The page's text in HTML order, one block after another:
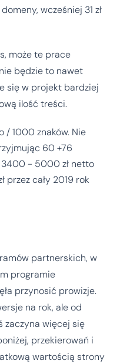
wcześniej 31 zł
może te prace
będzie to nawet
się w projekt bardziej
ilość treści.
/ 1000 znaków. Nie
60 +76
3400 - 5000 zł netto
przez cały 2019 rok
partnerskich, w
programie
przynosić prowizje.
na rok, ale od
zaczyna więcej się
przekierowań i
wartością strony